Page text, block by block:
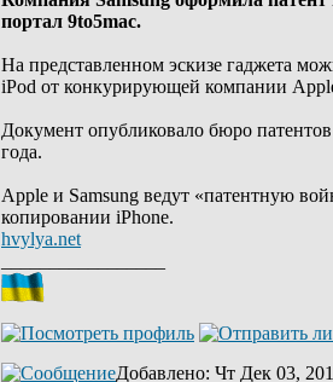
портал 9to5mac.
На представленном эскизе гаджета
iPod от конкурирующей компании
Документ опубликовало бюро
года.
Apple и Samsung ведут «патентную
копировании iPhone.
hvylya.net
Добавлено: Чт Дек 03,